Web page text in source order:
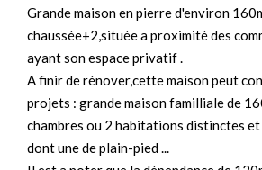
Grande maison en pierre d'environ
chaussée+2,située a proximité des
ayant son espace privatif .
A finir de rénover,cette maison peut
projets : grande maison familliale de
chambres ou 2 habitations distinctes
dont une de plain-pied ...